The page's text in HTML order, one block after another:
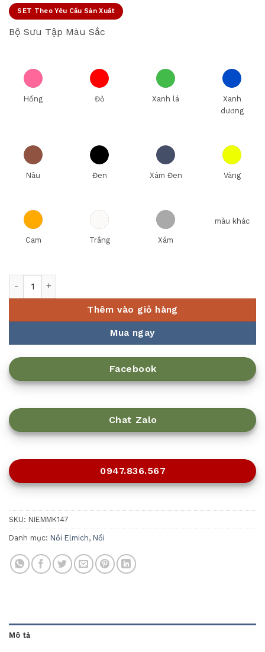
SET Theo Yêu Cầu Sản Xuất
Bộ Sưu Tập Màu Sắc
Hồng Đỏ Xanh lá
Xanh
dương
Nâu Đen Xám Đen Vàng
Cam Trắng Xám
màu khác
Thêm vào giỏ hàng
Mua ngay
Facebook
Chat Zalo
0947.836.567
SKU: NIEMMK147
Danh mục: Nồi Elmich, Nồi
Mô tả